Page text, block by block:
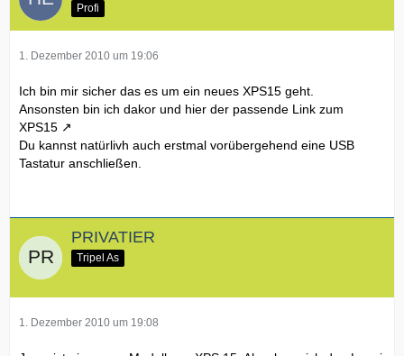
Profi
1. Dezember 2010 um 19:06
Ich bin mir sicher das es um ein neues XPS15 geht.
Ansonsten bin ich dakor und hier der passende Link zum
XPS15
Du kannst natürlivh auch erstmal vorübergehend eine USB
Tastatur anschließen.
PRIVATIER
Tripel As
1. Dezember 2010 um 19:08